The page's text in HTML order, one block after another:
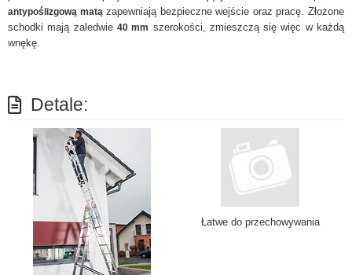
antypoślizgową matą zapewniają bezpieczne wejście oraz pracę. Złożone
schodki mają zaledwie 40 mm szerokości, zmieszczą się więc w każdą
wnękę.
Detale:
Łatwe do przechowywania